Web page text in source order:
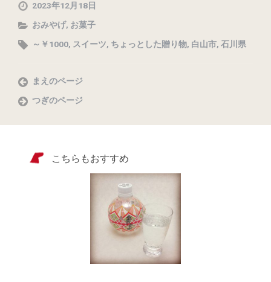
2023年12月18日
おみやげ, お菓子
～￥1000, スイーツ, ちょっとした贈り物, 白山市, 石川県
まえのページ
つぎのページ
こちらもおすすめ